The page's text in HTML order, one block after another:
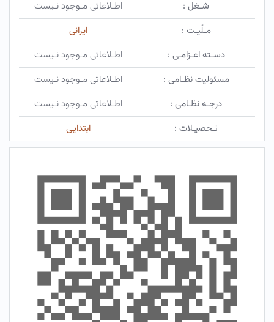
شـغل :
اطـلاعاتی مـوجود نـیست
مـلّیـت :
ایرانی
دسـته اعـزامـی :
اطـلاعاتی مـوجود نـیست
مسئولیت نظـامی :
اطـلاعاتی مـوجود نـیست
درجـه نظـامی :
اطـلاعاتی مـوجود نـیست
تـحصیـلات :
ابتدایی